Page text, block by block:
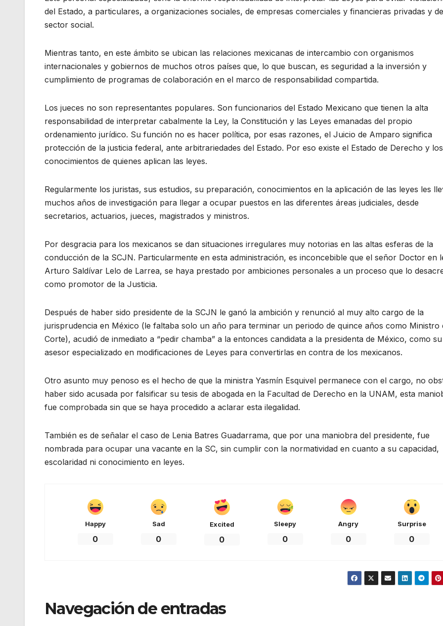
del Estado, a particulares, a organizaciones sociales, de empresas comerciales y financieras privadas y
sector social.
Mientras tanto, en este ámbito se ubican las relaciones mexicanas de intercambio con organismos
internacionales y gobiernos de muchos otros países que, lo que buscan, es seguridad a la inversión y
cumplimiento de programas de colaboración en el marco de responsabilidad compartida.
Los jueces no son representantes populares. Son funcionarios del Estado Mexicano que tienen la alta
responsabilidad de interpretar cabalmente la Ley, la Constitución y las Leyes emanadas del propio
ordenamiento jurídico. Su función no es hacer política, por esas razones, el Juicio de Amparo significa
protección de la justicia federal, ante arbitrariedades del Estado. Por eso existe el Estado de Derecho y los
conocimientos de quienes aplican las leyes.
Regularmente los juristas, sus estudios, su preparación, conocimientos en la aplicación de las leyes les
muchos años de investigación para llegar a ocupar puestos en las diferentes áreas judiciales, desde
secretarios, actuarios, jueces, magistrados y ministros.
Por desgracia para los mexicanos se dan situaciones irregulares muy notorias en las altas esferas de la
conducción de la SCJN. Particularmente en esta administración, es inconcebible que el señor Doctor en
Arturo Saldívar Lelo de Larrea, se haya prestado por ambiciones personales a un proceso que lo
como promotor de la Justicia.
Después de haber sido presidente de la SCJN le ganó la ambición y renunció al muy alto cargo de la
jurisprudencia en México (le faltaba solo un año para terminar un periodo de quince años como Ministro
Corte), acudió de inmediato a “pedir chamba” a la entonces candidata a la presidenta de México, como su
asesor especializado en modificaciones de Leyes para convertirlas en contra de los mexicanos.
Otro asunto muy penoso es el hecho de que la ministra Yasmín Esquivel permanece con el cargo, no
haber sido acusada por falsificar su tesis de abogada en la Facultad de Derecho en la UNAM, esta
fue comprobada sin que se haya procedido a aclarar esta ilegalidad.
También es de señalar el caso de Lenia Batres Guadarrama, que por una maniobra del presidente, fue
nombrada para ocupar una vacante en la SC, sin cumplir con la normatividad en cuanto a su capacidad,
escolaridad ni conocimiento en leyes.
Happy
0
Sad
0
Excited
0
Sleepy
0
Angry
0
Surprise
0
Navegación de entradas